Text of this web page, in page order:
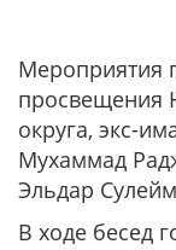
Мероприятия
просвещения
округа, экс-
Мухаммад
Эльдар
В ходе бесед